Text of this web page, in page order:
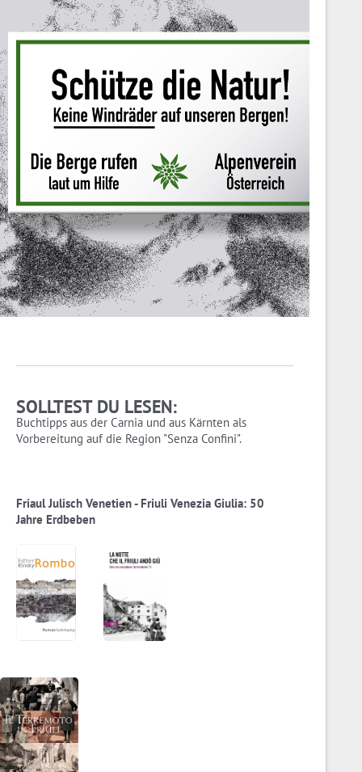
SOLLTEST DU LESEN:
Buchtipps aus der Carnia und aus Kärnten als
Vorbereitung auf die Region "Senza Confini".
Friaul Julisch Venetien - Friuli Venezia Giulia: 50
Jahre Erdbeben